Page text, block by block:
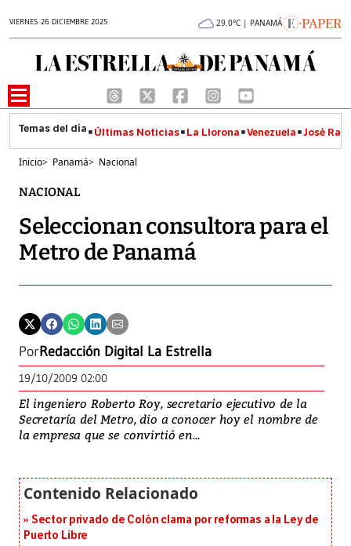
VIERNES 26 DICIEMBRE 2025 29.0°C | PANAMÁ
Últimas Noticias La Llorona Venezuela José
Inicio> Panamá> Nacional
NACIONAL
Seleccionan consultora para el
Metro de Panamá
PorRedacción Digital La Estrella
19/10/2009 02:00
El ingeniero Roberto Roy, secretario ejecutivo de la
Secretaría del Metro, dio a conocer hoy el nombre de
la empresa que se convirtió en...
Sector privado de Colón clama por reformas a la Ley de
Puerto Libre